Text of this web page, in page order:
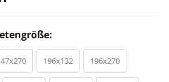
196x132 196x270